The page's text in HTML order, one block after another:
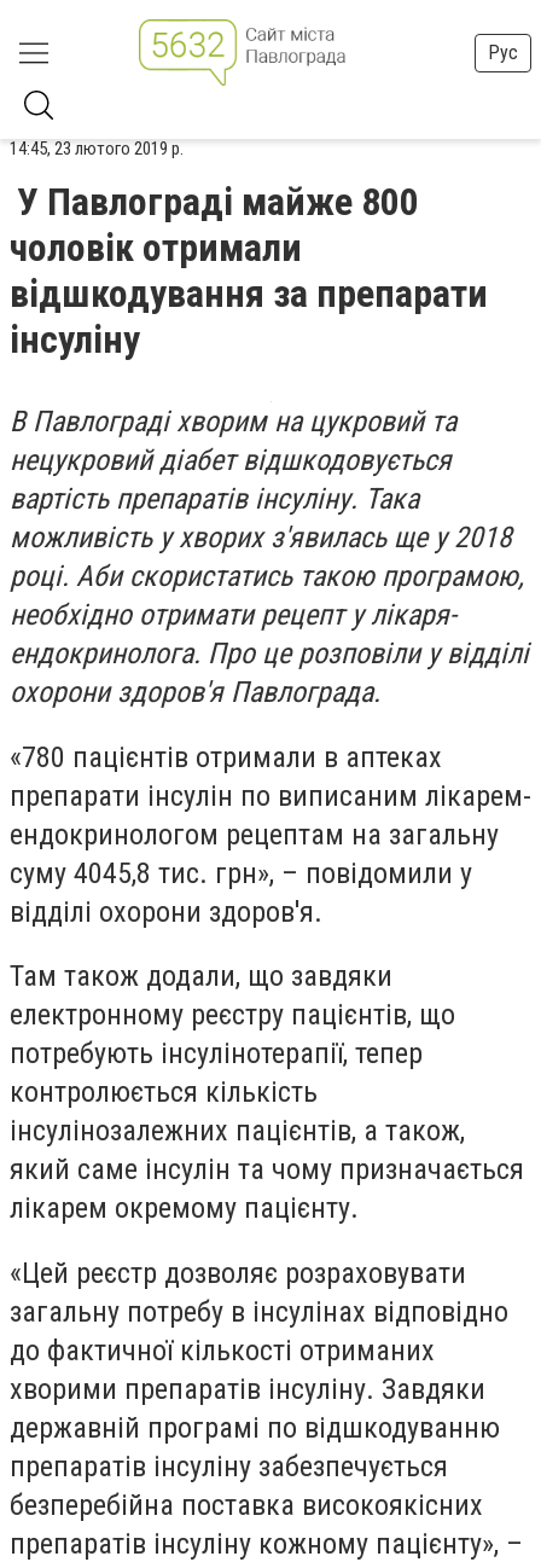
Рус
14:45, 23 лютого 2019 р.
У Павлограді майже 800
чоловік отримали
відшкодування за препарати
інсуліну
В Павлограді хворим на цукровий та
нецукровий діабет відшкодовується
вартість препаратів інсуліну. Така
можливість у хворих з'явилась ще у 2018
році. Аби скористатись такою програмою,
необхідно отримати рецепт у лікаря-
ендокринолога. Про це розповіли у відділі
охорони здоров'я Павлограда.
«780 пацієнтів отримали в аптеках
препарати інсулін по виписаним лікарем-
ендокринологом рецептам на загальну
суму 4045,8 тис. грн», – повідомили у
відділі охорони здоров'я.
Там також додали, що завдяки
електронному реєстру пацієнтів, що
потребують інсулінотерапії, тепер
контролюється кількість
інсулінозалежних пацієнтів, а також,
який саме інсулін та чому призначається
лікарем окремому пацієнту.
«Цей реєстр дозволяє розраховувати
загальну потребу в інсулінах відповідно
до фактичної кількості отриманих
хворими препаратів інсуліну. Завдяки
державній програмі по відшкодуванню
препаратів інсуліну забезпечується
безперебійна поставка високоякісних
препаратів інсуліну кожному пацієнту», –